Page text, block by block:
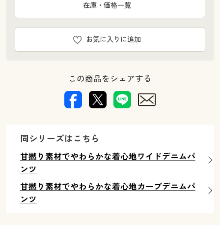
お気に入りに追加
在庫・価格一覧
この商品をシェアする
同シリーズはこちら
甘撚り素材でやわらかな着心地ワイドデニムパ
ンツ
甘撚り素材でやわらかな着心地カーブデニムパ
ンツ